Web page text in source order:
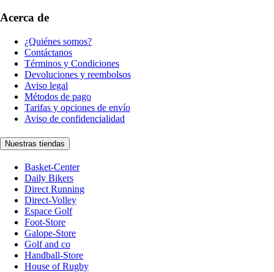
Acerca de
¿Quiénes somos?
Contáctanos
Términos y Condiciones
Devoluciones y reembolsos
Aviso legal
Métodos de pago
Tarifas y opciones de envío
Aviso de confidencialidad
Nuestras tiendas
Basket-Center
Daily Bikers
Direct Running
Direct-Volley
Espace Golf
Foot-Store
Galope-Store
Golf and co
Handball-Store
House of Rugby